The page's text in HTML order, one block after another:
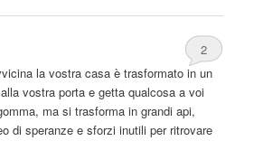
2
la vostra casa è trasformato in un
vostra porta e getta qualcosa a voi
ma si trasforma in grandi api,
di speranze e sforzi inutili per ritrovare